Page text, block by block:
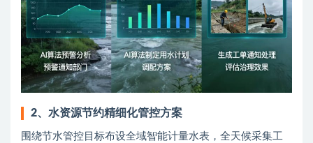
2、水资源节约精细化管控方案
围绕节水管控目标布设全域智能计量水表，全天候采集工